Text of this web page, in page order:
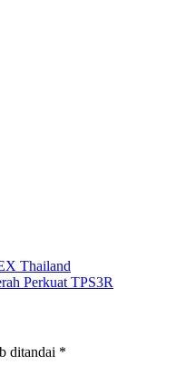
Thailand
Perkuat TPS3R
ditandai *